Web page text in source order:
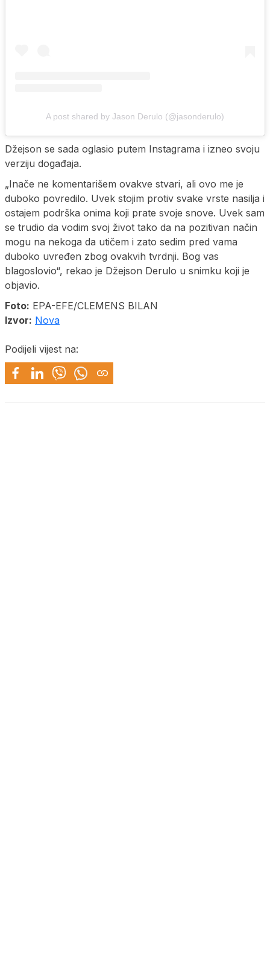
A post shared by Jason Derulo (@jasonderulo)
Džejson se sada oglasio putem Instagrama i izneo svoju
verziju događaja.
„Inače ne komentarišem ovakve stvari, ali ovo me je
duboko povredilo. Uvek stojim protiv svake vrste nasilja i
ostajem podrška onima koji prate svoje snove. Uvek sam
se trudio da vodim svoj život tako da na pozitivan način
mogu na nekoga da utičem i zato sedim pred vama
duboko uvređen zbog ovakvih tvrdnji. Bog vas
blagoslovio“, rekao je Džejson Derulo u snimku koji je
objavio.
Foto: EPA-EFE/CLEMENS BILAN
Izvor: Nova
Podijeli vijest na: